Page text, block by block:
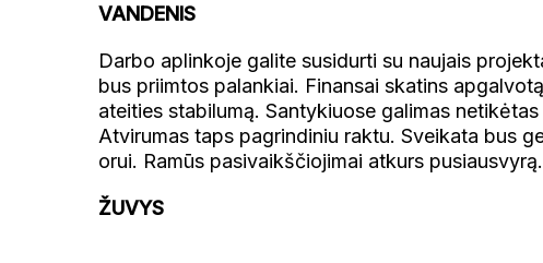
VANDENIS
Darbo aplinkoje galite susidurti su naujais
bus priimtos palankiai. Finansai skatins
ateities stabilumą. Santykiuose galimas
Atvirumas taps pagrindiniu raktu. Sveikata bus
orui. Ramūs pasivaikščiojimai atkurs pusiausvyrą.
ŽUVYS